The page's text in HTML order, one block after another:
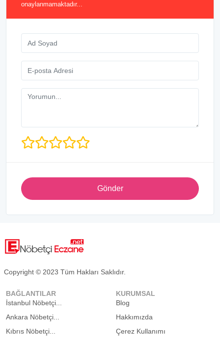
onaylanmamaktadır...
Gönder
Copyright © 2023 Tüm Hakları Saklıdır.
BAĞLANTILAR
İstanbul Nöbetçi...
Ankara Nöbetçi...
Kıbrıs Nöbetçi...
KURUMSAL
Blog
Hakkımızda
Çerez Kullanımı